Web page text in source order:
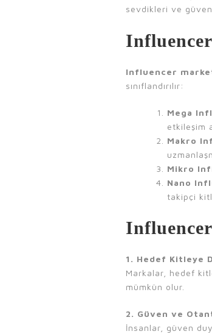
sevdikleri ve
Influencer
sınıflandırılır:
Mega
etkileşim
Makro
Mikro
Nano
takipçi
1. Hedef Kitleye
Markalar, hedef
mümkün olur.
2. Güven ve
İnsanlar, güven